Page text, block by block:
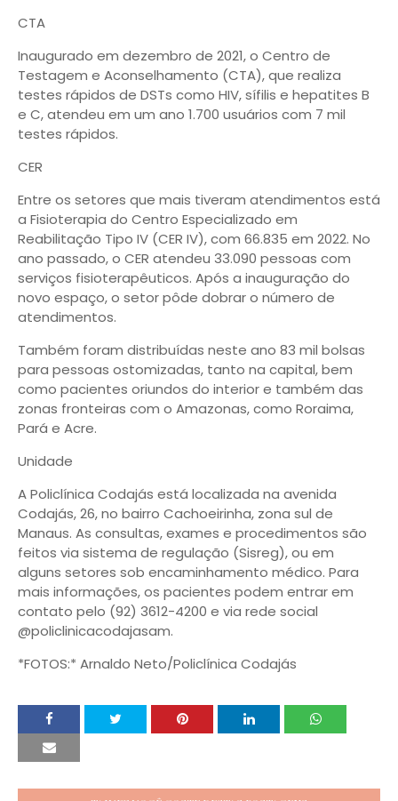
CTA
Inaugurado em dezembro de 2021, o Centro de
Testagem e Aconselhamento (CTA), que realiza
testes rápidos de DSTs como HIV, sífilis e hepatites B
e C, atendeu em um ano 1.700 usuários com 7 mil
testes rápidos.
CER
Entre os setores que mais tiveram atendimentos está
a Fisioterapia do Centro Especializado em
Reabilitação Tipo IV (CER IV), com 66.835 em 2022. No
ano passado, o CER atendeu 33.090 pessoas com
serviços fisioterapêuticos. Após a inauguração do
novo espaço, o setor pôde dobrar o número de
atendimentos.
Também foram distribuídas neste ano 83 mil bolsas
para pessoas ostomizadas, tanto na capital, bem
como pacientes oriundos do interior e também das
zonas fronteiras com o Amazonas, como Roraima,
Pará e Acre.
Unidade
A Policlínica Codajás está localizada na avenida
Codajás, 26, no bairro Cachoeirinha, zona sul de
Manaus. As consultas, exames e procedimentos são
feitos via sistema de regulação (Sisreg), ou em
alguns setores sob encaminhamento médico. Para
mais informações, os pacientes podem entrar em
contato pelo (92) 3612-4200 e via rede social
@policlinicacodajasam.
*FOTOS:* Arnaldo Neto/Policlínica Codajás